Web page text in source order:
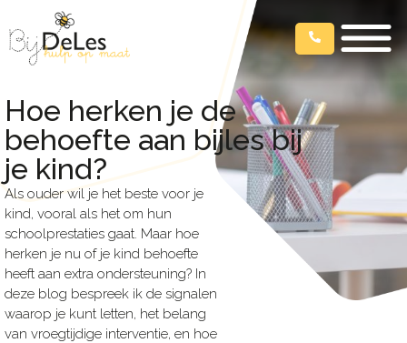
Hoe herken je de
behoefte aan bijles bij
je kind?
Als ouder wil je het beste voor je
kind, vooral als het om hun
schoolprestaties gaat. Maar hoe
herken je nu of je kind behoefte
heeft aan extra ondersteuning? In
deze blog bespreek ik de signalen
waarop je kunt letten, het belang
van vroegtijdige interventie, en hoe